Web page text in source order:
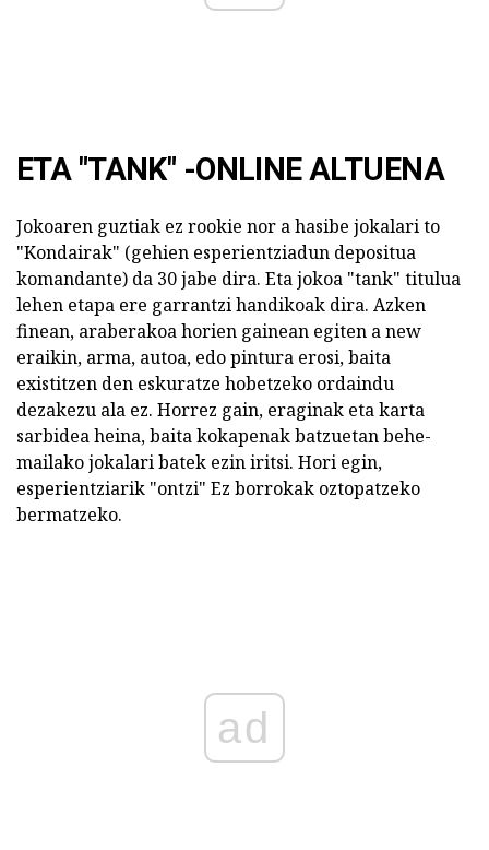
ETA "TANK" -ONLINE ALTUENA
Jokoaren guztiak ez rookie nor a hasibe jokalari to
"Kondairak" (gehien esperientziadun depositua
komandante) da 30 jabe dira. Eta jokoa "tank" titulua
lehen etapa ere garrantzi handikoak dira. Azken
finean, araberakoa horien gainean egiten a new
eraikin, arma, autoa, edo pintura erosi, baita
existitzen den eskuratze hobetzeko ordaindu
dezakezu ala ez. Horrez gain, eraginak eta karta
sarbidea heina, baita kokapenak batzuetan behe-
mailako jokalari batek ezin iritsi. Hori egin,
esperientziarik "ontzi" Ez borrokak oztopatzeko
bermatzeko.
ad